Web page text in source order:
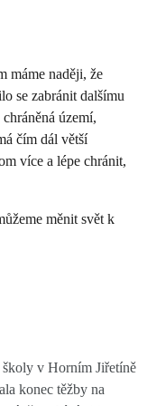
máme naději, že
se zabránit dalšímu
území,
čím dál větší
více a lépe chránit,
měnit svět k
školy v Horním Jiřetíně
konec těžby na